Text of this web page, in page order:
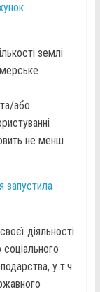
землі
або
не менш
запустила
діяльності
у т.ч.